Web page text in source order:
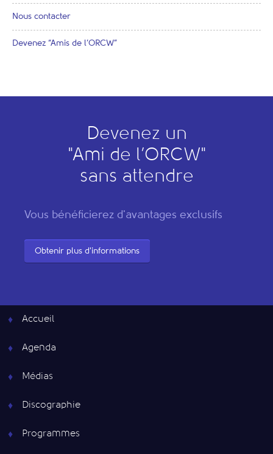
Nous contacter
Devenez “Amis de l’ORCW”
Devenez un
"Ami de l’ORCW"
sans attendre
Vous bénéficierez d'avantages exclusifs
Obtenir plus d'informations
Accueil
Agenda
Médias
Discographie
Programmes